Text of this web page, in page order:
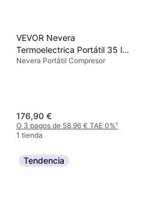
VEVOR Nevera
Termoelectrica Portátil 35 l
Nevera de Viaje para Coche
Nevera Portátil Compresor
176,90 €
O 3 pagos de 58,96 € TAE 0%¹
1 tienda
Tendencia